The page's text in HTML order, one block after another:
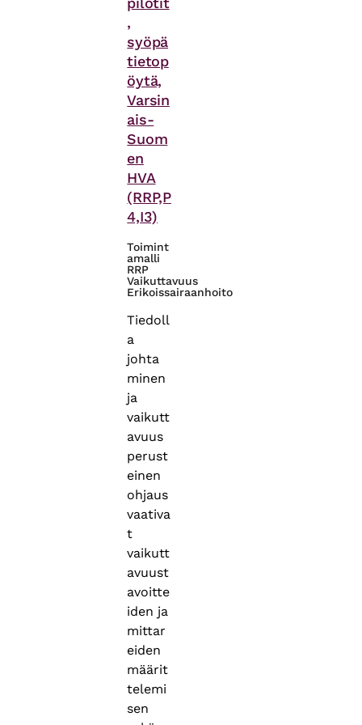
,
syöpä
tietop
öytä,
Varsin
ais-
Suom
en
HVA
(RRP,P
4,I3)
Toimint
amalli
RRP
Vaikuttavuus
Erikoissairaanhoito
Tiedoll
a
johta
minen
ja
vaikutt
avuus
perust
einen
ohjaus
vaativa
t
vaikutt
avuust
avoitte
iden ja
mittar
eiden
määrit
telemi
sen